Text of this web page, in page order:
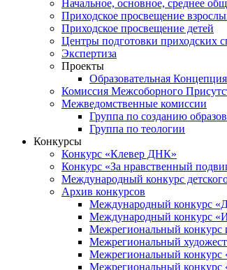
Начальное, основное, среднее
Приходское просвещение
Приходское просвещение детей
Центры подготовки приходских
Экспертиза
Проекты
Образовательная
Комиссия Межсоборного
Межведомственные комиссии
Группа по созданию
Группа по теологии
Конкурсы
Конкурс «Клевер ДНК»
Конкурс «За нравственный
Международный конкурс
Архив конкурсов
Международный конкурс
Международный конкурс
Межрегиональный конкурс
Межрегиональный
Межрегиональный конкурс
Межрегиональный конкурс